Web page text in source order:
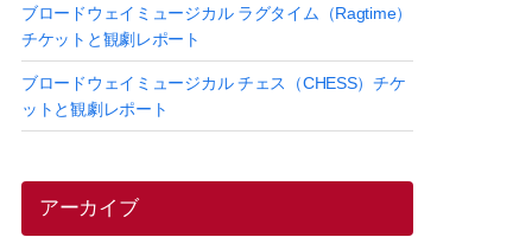
ブロードウェイミュージカル ラグタイム（Ragtime）
チケットと観劇レポート
ブロードウェイミュージカル チェス（CHESS）チケ
ットと観劇レポート
アーカイブ